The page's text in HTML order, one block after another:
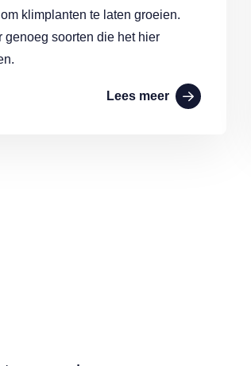
klimplanten te laten groeien.
genoeg soorten die het hier
Lees meer